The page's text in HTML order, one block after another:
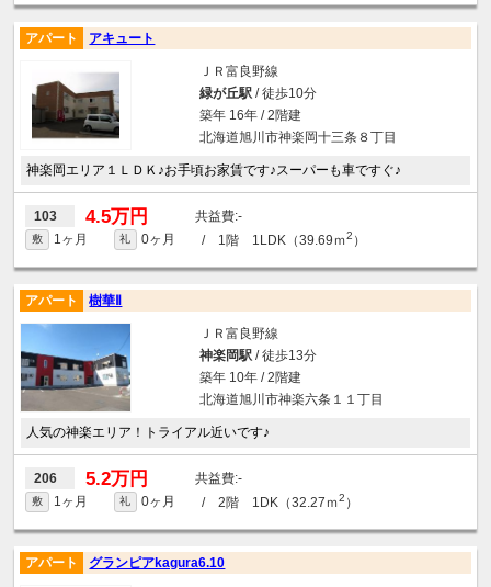
アパート アキュート
ＪＲ富良野線
緑が丘駅/ 徒歩10分
築年 16年 / 2階建
北海道旭川市神楽岡十三条８丁目
神楽岡エリア１ＬＤＫ♪お手頃お家賃です♪スーパーも車ですぐ♪
103 4.5万円 -
敷 1ヶ月 礼 0ヶ月 / 1階 1LDK（39.69ｍ2 ）
アパート 樹華Ⅱ
ＪＲ富良野線
神楽岡駅/ 徒歩13分
築年 10年 / 2階建
北海道旭川市神楽六条１１丁目
人気の神楽エリア！トライアル近いです♪
206 5.2万円 -
敷 1ヶ月 礼 0ヶ月 / 2階 1DK（32.27ｍ2 ）
アパート グランピアkagura6.10